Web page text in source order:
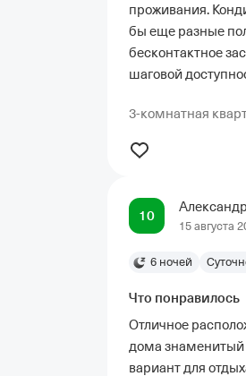
проживания.
бы еще разные
бесконтактное
шаговой
3-комнатная
10
Александр
15 августа
6 ночей
Что понравилось
Отличное
дома знаменитый
вариант для